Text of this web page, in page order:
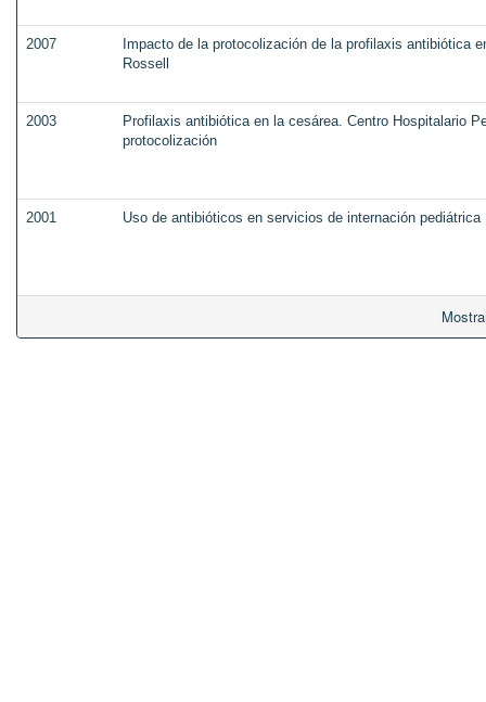
2007
Impacto de la protocolización de la profilaxis antibiótica
Rossell
2003
Profilaxis antibiótica en la cesárea. Centro Hospitalario
protocolización
2001 Uso de antibióticos en servicios de internación pediátrica